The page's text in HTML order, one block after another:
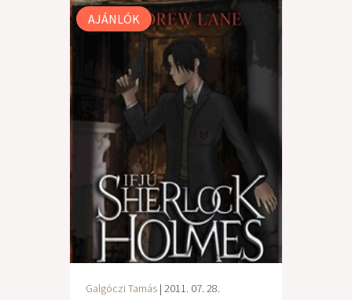
AJÁNLÓK
Galgóczi Tamás | 2011. 07. 28.